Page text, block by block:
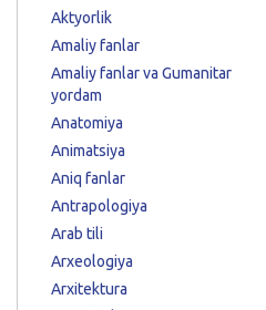
Aktyorlik
Amaliy fanlar
Amaliy fanlar va Gumanitar
yordam
Anatomiya
Animatsiya
Aniq fanlar
Antrapologiya
Arab tili
Arxeologiya
Arxitektura